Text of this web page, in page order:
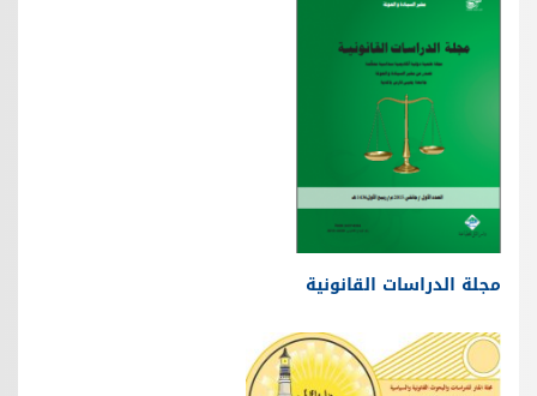
مجلة الدراسات القانونية